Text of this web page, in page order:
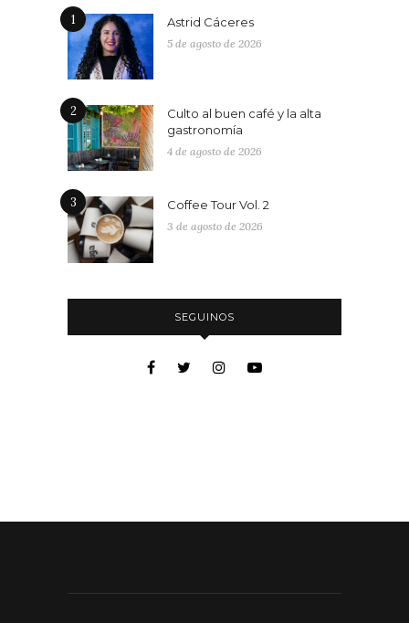
1 Astrid Cáceres
5 de agosto de 2026
2
Culto al buen café y la alta
gastronomía
4 de agosto de 2026
3 Coffee Tour Vol. 2
3 de agosto de 2026
SEGUINOS